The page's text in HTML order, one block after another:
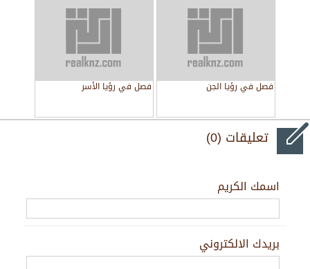
فصل في رؤيا الجن فصل في رؤيا الأسر
تعليقات (0)
اسمك الكريم
بريدك الالكتروني